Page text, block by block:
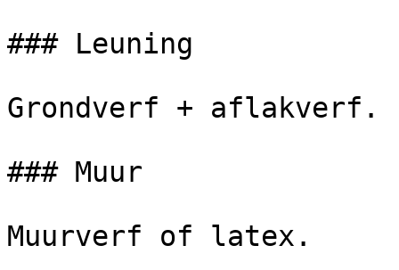
### Leuning
Grondverf + aflakverf.
### Muur
Muurverf of latex.